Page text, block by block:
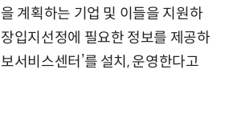
계획하는 기업 및 이들을 지원하
입지선정에 필요한 정보를 제공하
서비스센터’를 설치, 운영한다고